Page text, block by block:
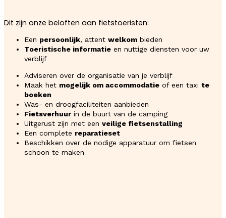
Dit zijn onze beloften aan fietstoeristen:
Een persoonlijk, attent welkom bieden
Toeristische informatie en nuttige diensten voor uw
verblijf
Adviseren over de organisatie van je verblijf
Maak het mogelijk om accommodatie of een taxi te
boeken
Was- en droogfaciliteiten aanbieden
Fietsverhuur in de buurt van de camping
Uitgerust zijn met een veilige fietsenstalling
Een complete reparatieset
Beschikken over de nodige apparatuur om fietsen
schoon te maken